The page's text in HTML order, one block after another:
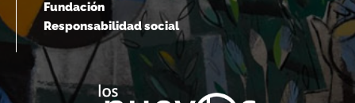
Fundación
Responsabilidad social